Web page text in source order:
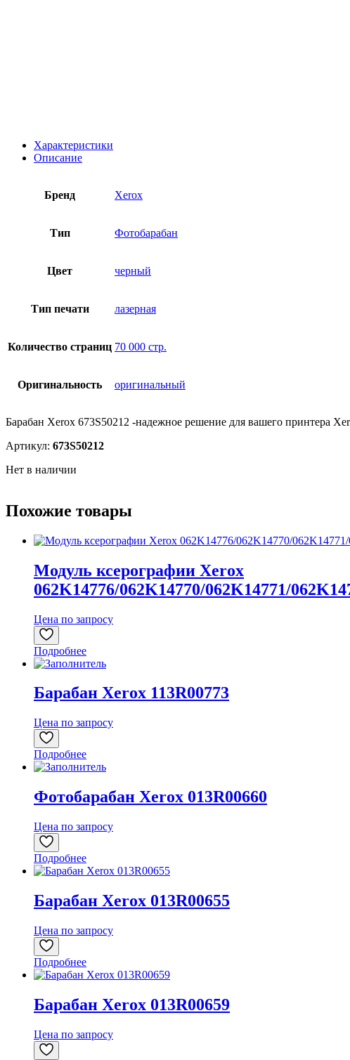
Характеристики
Описание
Бренд Xerox
Тип Фотобарабан
Цвет черный
Тип печати лазерная
Количество страниц 70 000 стр.
Оригинальность оригинальный
Барабан Xerox 673S50212 -надежное решение для вашего принтера
Артикул: 673S50212
Нет в наличии
Похожие товары
Модуль ксерографии Xerox
062K14776/062K14770/062K14771/
Цена по запросу
Подробнее
Барабан Xerox 113R00773
Цена по запросу
Подробнее
Фотобарабан Xerox 013R00660
Цена по запросу
Подробнее
Барабан Xerox 013R00655
Цена по запросу
Подробнее
Барабан Xerox 013R00659
Цена по запросу